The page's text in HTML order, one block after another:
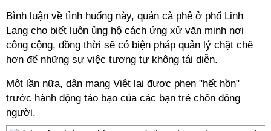
Bình luận về tình huống này, quán cà phê ở phố Linh
Lang cho biết luôn ủng hộ cách ứng xử văn minh nơi
công cộng, đồng thời sẽ có biện pháp quản lý chặt chẽ
hơn để những sự việc tương tự không tái diễn.
Một lần nữa, dân mạng Việt lại được phen "hết hồn"
trước hành động táo bạo của các bạn trẻ chốn đông
người.